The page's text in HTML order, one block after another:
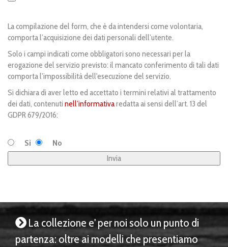
La compilazione del form, che è da intendersi come volontaria,
comporta l’acquisizione dei dati personali dell’utente.
Solo i campi indicati come obbligatori sono necessari per la
erogazione del servizio previsto: il mancato conferimento di tali dati
comporta l’impossibilità dell'esecuzione del servizio.
Si dichiara di aver letto ed accettato i termini relativi al trattamento
dei dati, contenuti nell’informativaredatta ai sensi dell’art. 13 del
GDPR 679/2016:
Sì No
La collezione e' per noi solo un punto di
partenza: oltre ai modelli che presentiamo